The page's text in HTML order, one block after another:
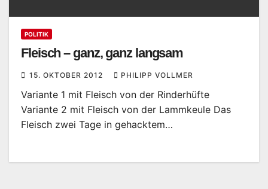
POLITIK
Fleisch – ganz, ganz langsam
15. OKTOBER 2012 PHILIPP VOLLMER
Variante 1 mit Fleisch von der Rinderhüfte
Variante 2 mit Fleisch von der Lammkeule Das
Fleisch zwei Tage in gehacktem…